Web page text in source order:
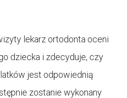
lekarz ortodonta oceni
dziecka i zdecyduje, czy
jest odpowiednią
zostanie wykonany